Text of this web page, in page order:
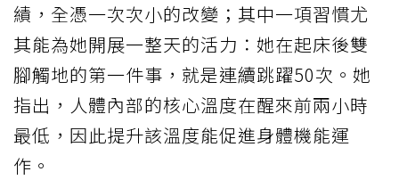
績，全憑一次次小的改變；其中一項習慣尤
其能為她開展一整天的活力：她在起床後雙
腳觸地的第一件事，就是連續跳躍50次。她
指出，人體內部的核心溫度在醒來前兩小時
最低，因此提升該溫度能促進身體機能運
作。